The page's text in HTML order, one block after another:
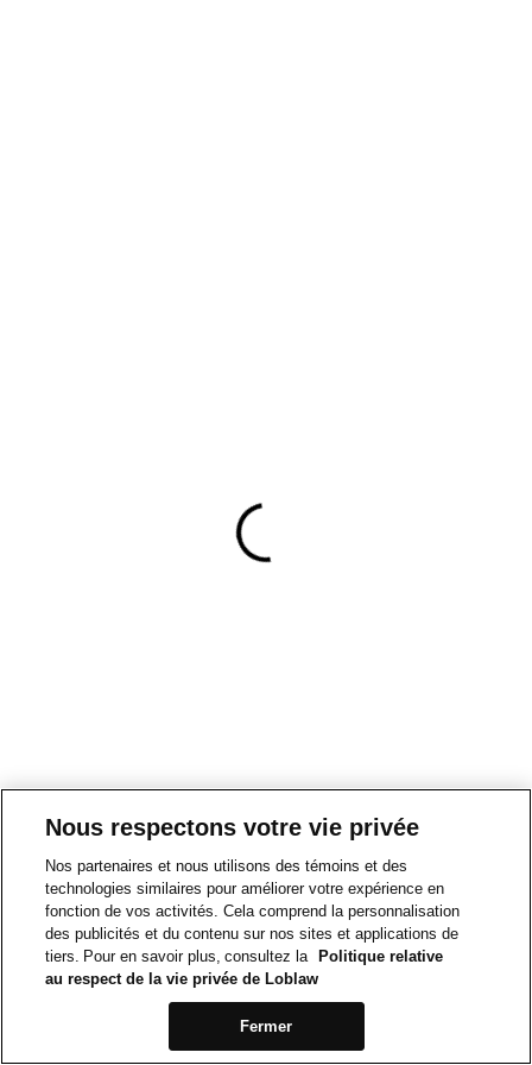
Nous respectons votre vie privée
Nos partenaires et nous utilisons des témoins et des
technologies similaires pour améliorer votre expérience en
fonction de vos activités. Cela comprend la personnalisation
des publicités et du contenu sur nos sites et applications de
tiers. Pour en savoir plus, consultez la
Politique relative
au respect de la vie privée de Loblaw
Fermer